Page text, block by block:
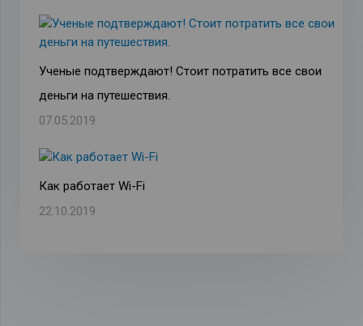
Ученые подтверждают! Стоит потратить все свои
деньги на путешествия.
07.05.2019
Как работает Wi-Fi
22.10.2019